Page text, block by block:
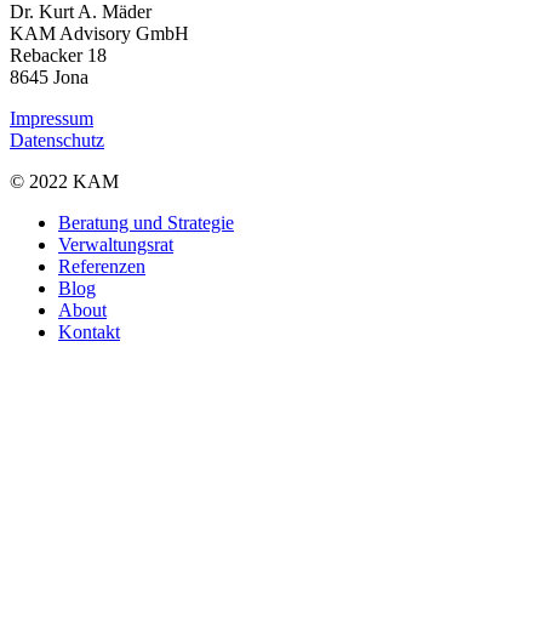
Dr. Kurt A. Mäder
KAM Advisory GmbH
Rebacker 18
8645 Jona
Impressum
Datenschutz
© 2022 KAM
Close
Menu
Beratung und Strategie
Verwaltungsrat
Referenzen
Blog
About
Kontakt